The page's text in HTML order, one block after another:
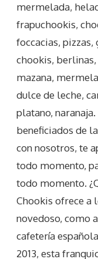
mermelada,
frapuchookis,
foccacias,
chookis,
mazana,
dulce de leche,
platano,
beneficiados de
con nosotros, te
todo momento,
todo momento.
Chookis ofrece a
novedoso, como
cafetería
2013, esta